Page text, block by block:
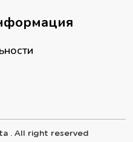
. All right reserved